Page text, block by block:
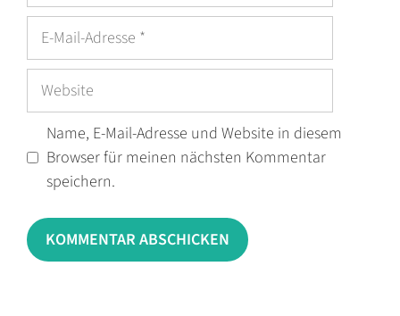
Adresse
Website
Name, E-Mail-Adresse und Website in diesem
Browser für meinen nächsten Kommentar
speichern.